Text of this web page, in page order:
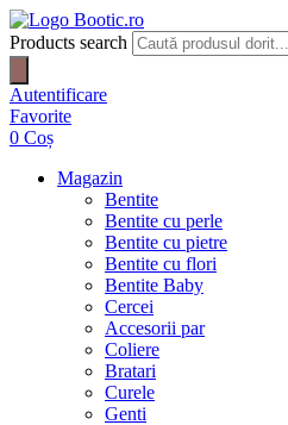
Products search
Autentificare
Favorite
0 Coș
Magazin
Bentite
Bentite cu perle
Bentite cu pietre
Bentite cu flori
Bentite Baby
Cercei
Accesorii par
Coliere
Bratari
Curele
Genti